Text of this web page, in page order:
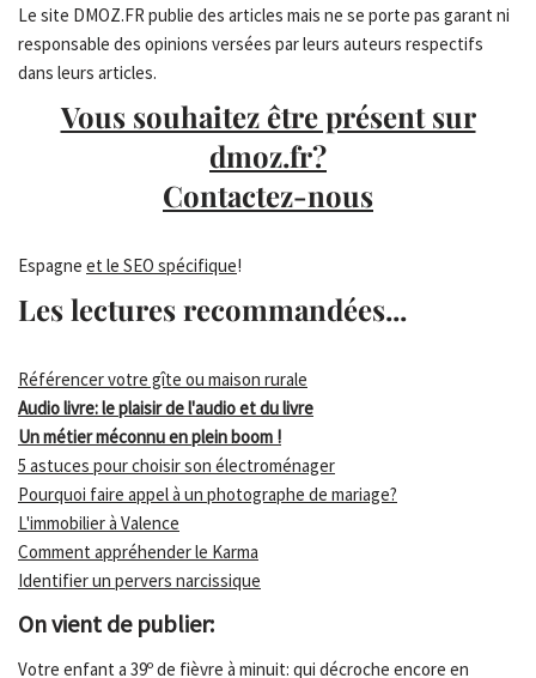
Le site DMOZ.FR publie des articles mais ne se porte pas garant ni
responsable des opinions versées par leurs auteurs respectifs
dans leurs articles.
Vous souhaitez être présent sur
dmoz.fr?
Contactez-nous
Espagne et le SEO spécifique!
Les lectures recommandées...
Référencer votre gîte ou maison rurale
Audio livre: le plaisir de l'audio et du livre
Un métier méconnu en plein boom !
5 astuces pour choisir son électroménager
Pourquoi faire appel à un photographe de mariage?
L'immobilier à Valence
Comment appréhender le Karma
Identifier un pervers narcissique
On vient de publier:
Votre enfant a 39º de fièvre à minuit: qui décroche encore en